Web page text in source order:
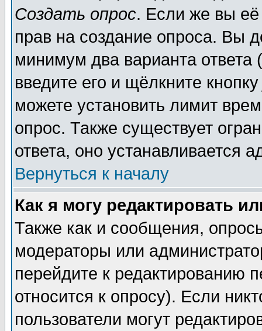
Создать опрос. Если же вы её
прав на создание опроса. Вы
минимум два варианта ответа
введите его и щёлкните
можете установить лимит
опрос. Также существует
ответа, оно устанавливается
Вернуться к началу
Как я могу редактировать
Также как и сообщения,
модераторы или
перейдите к редактированию
относится к опросу). Если
пользователи могут